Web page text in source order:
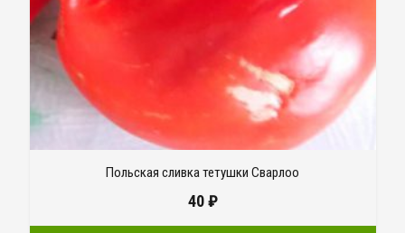
Польская сливка тетушки Сварлоо
40₽